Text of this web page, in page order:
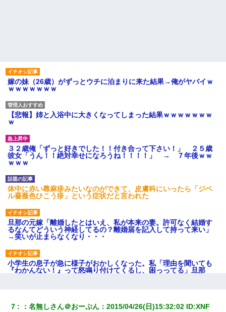
嫁の妹（26歳）がずっとウチに泊まりに来た結果→俺がヤバイｗ
ｗｗｗｗｗｗｗ
【悲報】姉と入浴中に大きくなってしまった結果ｗｗｗｗｗｗｗ
ｗ
３２歳俺「ずっと好きでした！！付き合って下さい！」 ２５歳
彼女「うん！！絶対幸せになろうね！！！！」 → ７年後ｗｗ
ｗｗｗ
体中に赤い蕁麻疹みたいなのができて、皮膚科にいったら「ジベ
ル薔薇色ひこう疹」という症状だと言われた
旦那の元嫁「離婚したとはいえ、私が本来の妻。許可なく結婚す
るなんてどういう神経してるの？離婚届を記入して持って来い」
→笑いが止まらなくなり・・・
小学生の息子が急に様子がおかしくなった。私「理由を聞いても
『わかんない！』って怒鳴り付けてくるし、困っってる」旦那
17年飼っていた犬が亡くなった。鼻水垂らし嗚咽する私に、猫が
7 ：名無しさん＠おーぷん ：2015/04/26(日)15:32:02 ID:XNF